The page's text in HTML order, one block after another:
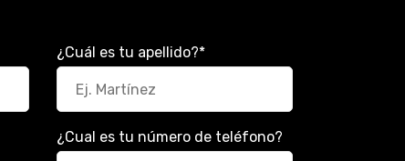
¿Cuál es tu apellido?*
¿Cual es tu número de teléfono?